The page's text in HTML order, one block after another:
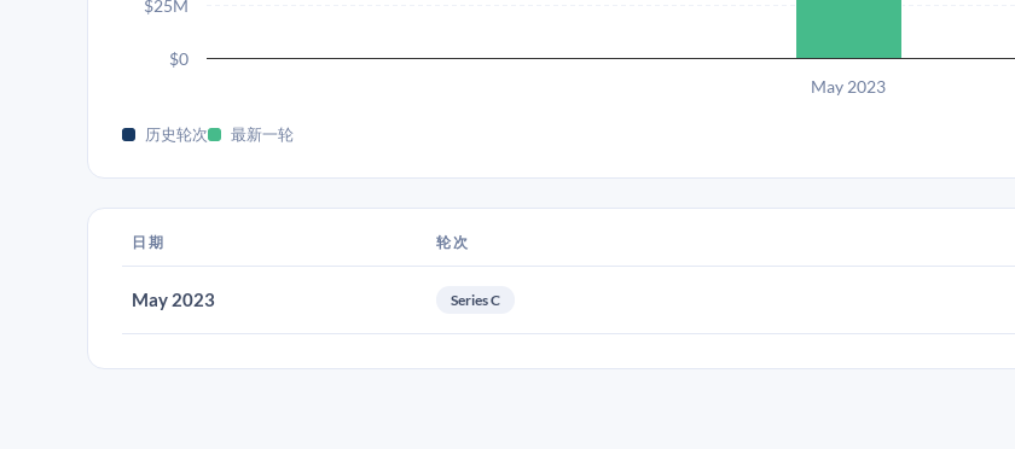
May 2023
$0
$25M
历史轮次 最新一轮
日期 轮次
May 2023 Series C